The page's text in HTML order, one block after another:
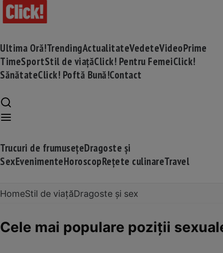
Ultima Oră!TrendingActualitateVedeteVideoPrime
TimeSportStil de viațăClick! Pentru FemeiClick!
SănătateClick! Poftă Bună!Contact
Trucuri de frumusețeDragoste și
SexEvenimenteHoroscopRețete culinareTravel
HomeStil de viațăDragoste și sex
Cele mai populare poziţii